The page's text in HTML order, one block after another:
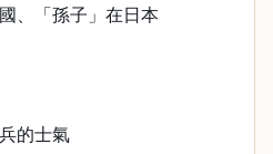
、「孫子」在日本
的士氣